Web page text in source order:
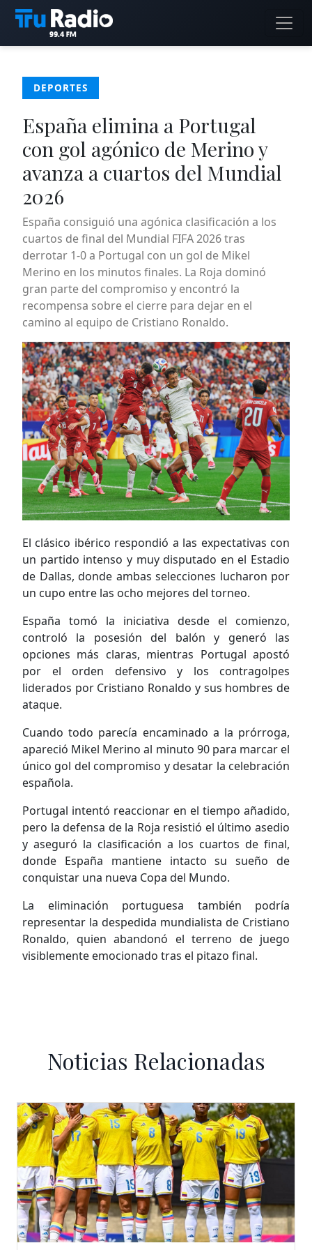
DEPORTES
España elimina a Portugal
con gol agónico de Merino y
avanza a cuartos del Mundial
2026
España consiguió una agónica clasificación a los
cuartos de final del Mundial FIFA 2026 tras
derrotar 1-0 a Portugal con un gol de Mikel
Merino en los minutos finales. La Roja dominó
gran parte del compromiso y encontró la
recompensa sobre el cierre para dejar en el
camino al equipo de Cristiano Ronaldo.
El clásico ibérico respondió a las expectativas con
un partido intenso y muy disputado en el Estadio
de Dallas, donde ambas selecciones lucharon por
un cupo entre las ocho mejores del torneo.
España tomó la iniciativa desde el comienzo,
controló la posesión del balón y generó las
opciones más claras, mientras Portugal apostó
por el orden defensivo y los contragolpes
liderados por Cristiano Ronaldo y sus hombres de
ataque.
Cuando todo parecía encaminado a la prórroga,
apareció Mikel Merino al minuto 90 para marcar el
único gol del compromiso y desatar la celebración
española.
Portugal intentó reaccionar en el tiempo añadido,
pero la defensa de la Roja resistió el último asedio
y aseguró la clasificación a los cuartos de final,
donde España mantiene intacto su sueño de
conquistar una nueva Copa del Mundo.
La eliminación portuguesa también podría
representar la despedida mundialista de Cristiano
Ronaldo, quien abandonó el terreno de juego
visiblemente emocionado tras el pitazo final.
Noticias Relacionadas